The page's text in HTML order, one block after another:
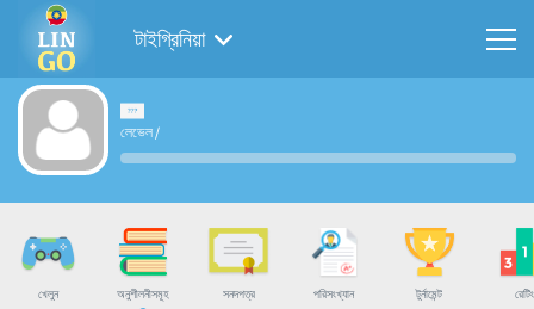
টাইগ্রিনিয়া
লেভেল/
খেলুন অনুশীলনীসমূহ সনদপত্র পরিসংখ্যান টুর্নামেন্ট রেটিং